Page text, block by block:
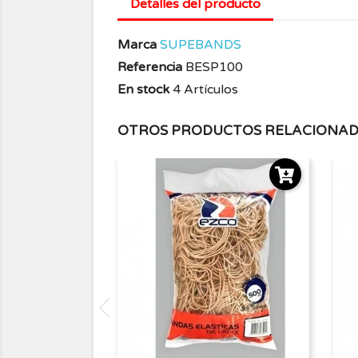
Detalles del producto
Marca SUPEBANDS
Referencia BESP100
En stock 4 Artículos
OTROS PRODUCTOS